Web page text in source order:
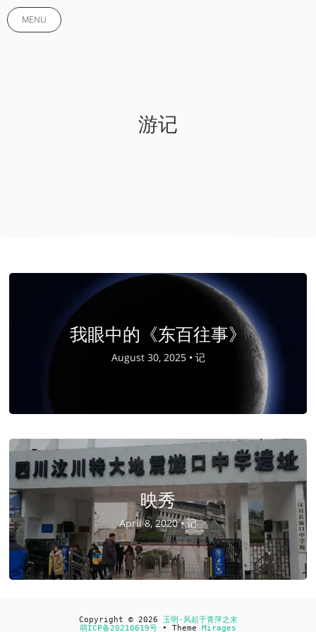
MENU
游记
我眼中的《东百往事》
August 30, 2025 • 记
映秀
April 8, 2020 •记
Copyright © 2026
玉明-风起于青萍之末
萌ICP备20210619号 • Theme Mirages